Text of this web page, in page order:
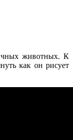
животных. К
как он рисует